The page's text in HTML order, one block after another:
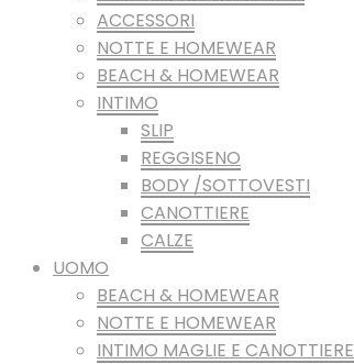
ACCESSORI
NOTTE E HOMEWEAR
BEACH & HOMEWEAR
INTIMO
SLIP
REGGISENO
BODY /SOTTOVESTI
CANOTTIERE
CALZE
UOMO
BEACH & HOMEWEAR
NOTTE E HOMEWEAR
INTIMO MAGLIE E CANOTTIERE